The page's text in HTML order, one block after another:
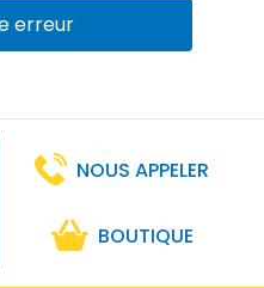
erreur
NOUS APPELER
BOUTIQUE